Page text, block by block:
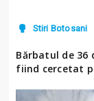
Stiri Botosani
Bărbatul de 36
fiind cercetat